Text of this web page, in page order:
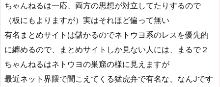
ちゃんねるは一応、両方の思想が対立してたりするので
（板にもよりますが）実はそれほど偏って無い
有名まとめサイトは儲かるのでネトウヨ系のレスを優先的
に纏めるので、まとめサイトしか見ない人には、まるで２
ちゃんねるはネトウヨの巣窟の様に見えますが
最近ネット界隈で聞こえてくる猛虎弁で有名な、なんJです